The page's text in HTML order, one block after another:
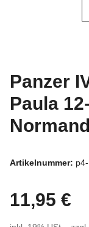
Panzer
Paula
Artikelnummer:
11,95 €